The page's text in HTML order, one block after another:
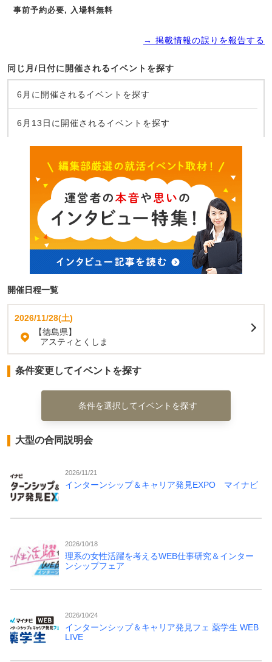
事前予約必要, 入場料無料
→ 掲載情報の誤りを報告する
同じ月/日付に開催されるイベントを探す
6月に開催されるイベントを探す
6月13日に開催されるイベントを探す
開催日程一覧
2026/11/28(土)
【徳島県】
アスティとくしま
条件変更してイベントを探す
条件を選択してイベントを探す
大型の合同説明会
2026/11/21
インターンシップ＆キャリア発見EXPO マイナビ
2026/10/18
理系の女性活躍を考えるWEB仕事研究＆インター
ンシップフェア
2026/10/24
インターンシップ＆キャリア発見フェ 薬学生 WEB
LIVE